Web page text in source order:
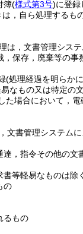
簿(様式第3号)に登録
，自ら処理するも
は，文書管理システ
保存，廃棄等の
(処理経過を明らか
なもの又は特定の
場合において，
文書管理システムに
，指令その他の文
等軽易なものは除
の
るもの